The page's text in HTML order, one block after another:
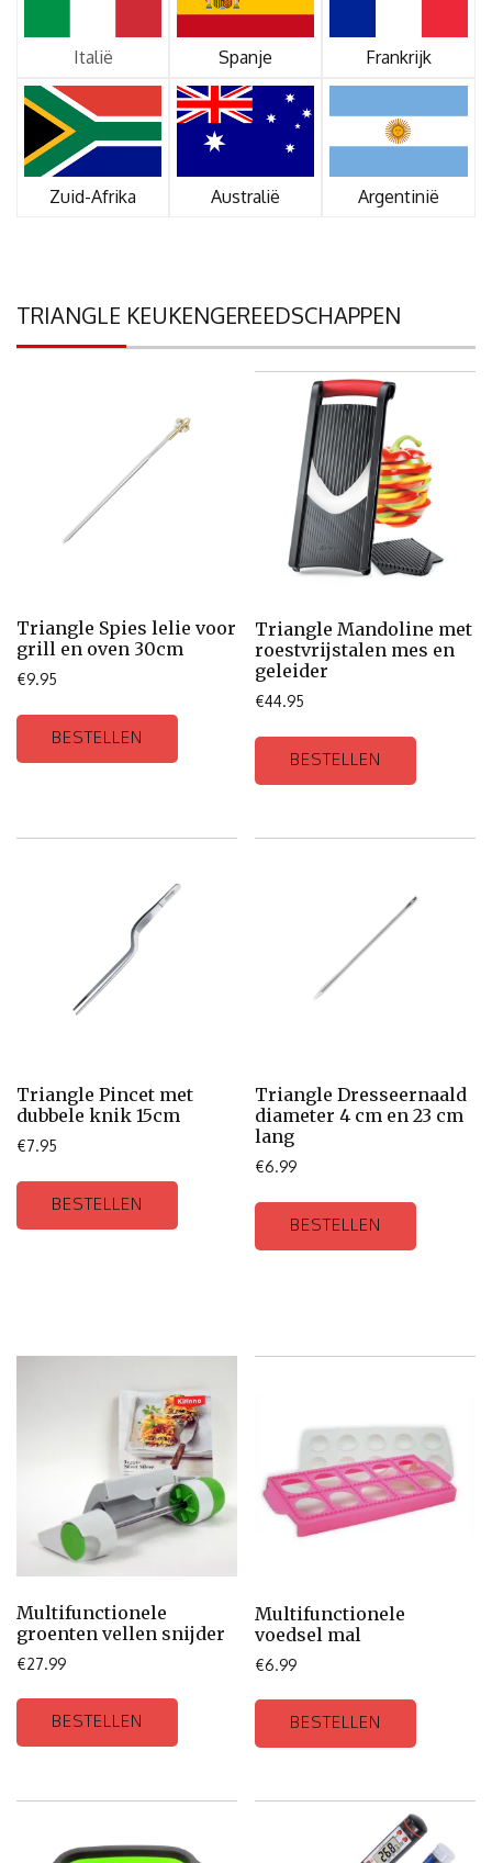
Italië Spanje Frankrijk
Zuid-Afrika Australië Argentinië
TRIANGLE KEUKENGEREEDSCHAPPEN
Triangle Spies lelie voor
grill en oven 30cm
€9.95
BESTELLEN
Triangle Mandoline met
roestvrijstalen mes en
geleider
€44.95
BESTELLEN
Triangle Pincet met
dubbele knik 15cm
€7.95
BESTELLEN
Triangle Dresseernaald
diameter 4 cm en 23 cm
lang
€6.99
BESTELLEN
Multifunctionele
groenten vellen snijder
€27.99
BESTELLEN
Multifunctionele
voedsel mal
€6.99
BESTELLEN